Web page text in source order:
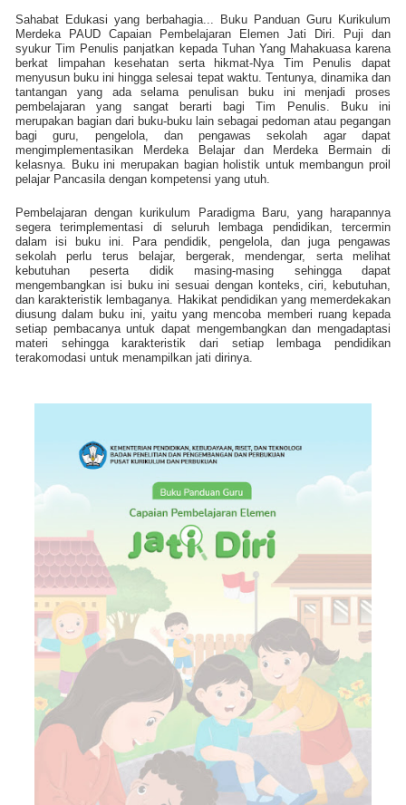
Sahabat Edukasi yang berbahagia... Buku Panduan Guru Kurikulum
Merdeka PAUD Capaian Pembelajaran Elemen Jati Diri. Puji dan
syukur Tim Penulis panjatkan kepada Tuhan Yang Mahakuasa karena
berkat limpahan kesehatan serta hikmat-Nya Tim Penulis dapat
menyusun buku ini hingga selesai tepat waktu. Tentunya, dinamika dan
tantangan yang ada selama penulisan buku ini menjadi proses
pembelajaran yang sangat berarti bagi Tim Penulis. Buku ini
merupakan bagian dari buku-buku lain sebagai pedoman atau pegangan
bagi guru, pengelola, dan pengawas sekolah agar dapat
mengimplementasikan Merdeka Belajar dan Merdeka Bermain di
kelasnya. Buku ini merupakan bagian holistik untuk membangun proil
pelajar Pancasila dengan kompetensi yang utuh.
Pembelajaran dengan kurikulum Paradigma Baru, yang harapannya
segera terimplementasi di seluruh lembaga pendidikan, tercermin
dalam isi buku ini. Para pendidik, pengelola, dan juga pengawas
sekolah perlu terus belajar, bergerak, mendengar, serta melihat
kebutuhan peserta didik masing-masing sehingga dapat
mengembangkan isi buku ini sesuai dengan konteks, ciri, kebutuhan,
dan karakteristik lembaganya. Hakikat pendidikan yang memerdekakan
diusung dalam buku ini, yaitu yang mencoba memberi ruang kepada
setiap pembacanya untuk dapat mengembangkan dan mengadaptasi
materi sehingga karakteristik dari setiap lembaga pendidikan
terakomodasi untuk menampilkan jati dirinya.